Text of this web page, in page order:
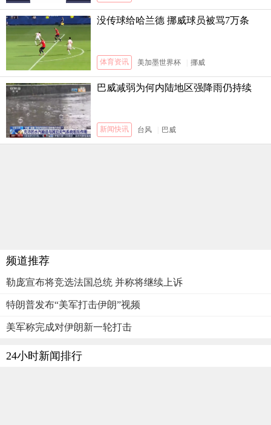
没传球给哈兰德 挪威球员被骂7万条
体育资讯 美加墨世界杯 挪威
巴威减弱为何内陆地区强降雨仍持续
新闻快讯 台风 巴威
频道推荐
勒庞宣布将竞选法国总统 并称将继续上诉
特朗普发布“美军打击伊朗”视频
美军称完成对伊朗新一轮打击
24小时新闻排行